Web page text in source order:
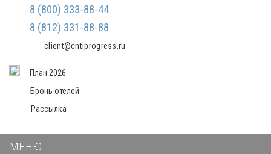
8 (800) 333-88-44
8 (812) 331-88-88
client@cntiprogress.ru
План 2026
Бронь отелей
Рассылка
МЕНЮ